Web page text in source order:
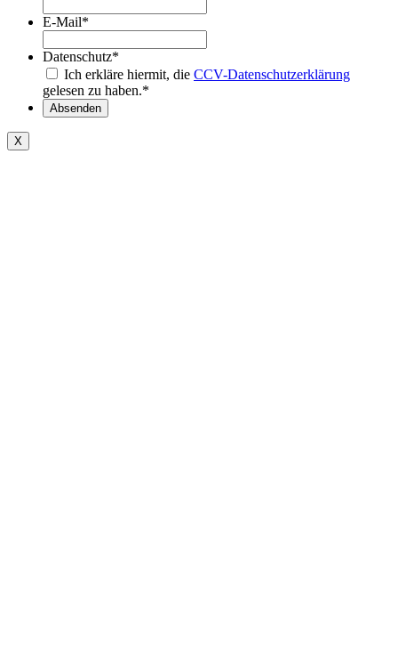
E-Mail*
Datenschutz*
Ich erkläre hiermit, die CCV-Datenschutzerklärung
gelesen zu haben.*
Absenden
X